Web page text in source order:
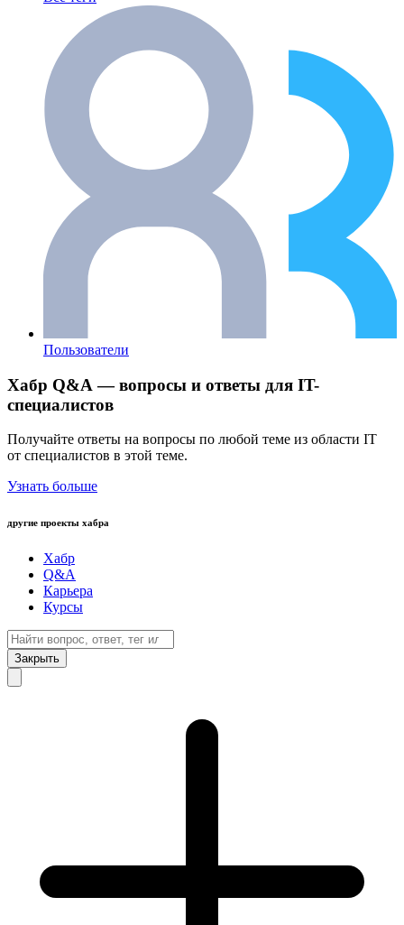
Пользователи
Хабр Q&A — вопросы и ответы для IT-
специалистов
Получайте ответы на вопросы по любой теме из области IT
от специалистов в этой теме.
Узнать больше
другие проекты хабра
Хабр
Q&A
Карьера
Курсы
Закрыть